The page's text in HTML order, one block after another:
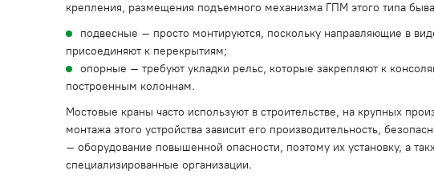
крепления, размещения подъемного механизма ГПМ этого типа
подвесные – просто монтируются, поскольку направляющие в
присоединяют к перекрытиям;
опорные – требуют укладки рельс, которые закрепляют к
построенным колоннам.
Мостовые краны часто используют в строительстве, на крупных
монтажа этого устройства зависит его производительность,
– оборудование повышенной опасности, поэтому их установку, а
специализированные организации.